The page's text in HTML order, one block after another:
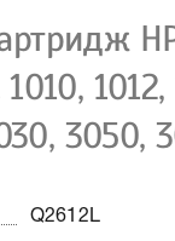
1012,
3050,
Q2612L